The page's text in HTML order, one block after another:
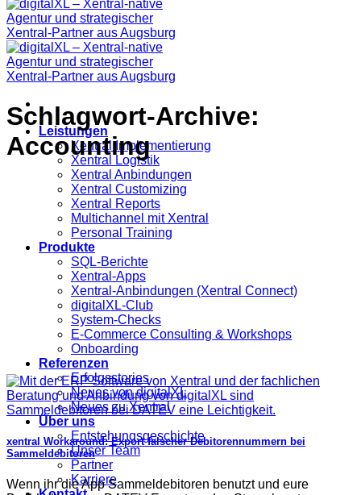
Leistungen
Xentral Implementierung
Xentral Logistik
Xentral Anbindungen
Xentral Customizing
Xentral Reports
Multichannel mit Xentral
Personal Training
Produkte
SQL-Berichte
Xentral-Apps
Xentral-Anbindungen (Xentral Connect)
digitalXL-Club
System-Checks
E-Commerce Consulting & Workshops
Onboarding
Referenzen
Erfolgsstories
Neues von digitalXL
Neues zu Xentral
Über uns
Entstehungsgeschichte
Unser Team
Partner
Karriere
Schlagwort-Archive:
Accounting
xentral Workaround: Export falscher Debitorennummern bei
Sammeldebitoren
Wenn ihr die App Sammeldebitoren benutzt und eure